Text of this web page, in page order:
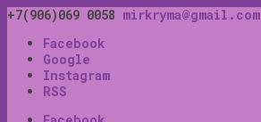
+7(906)069 0058 mirkryma@gmail.com
Facebook
Google
Instagram
RSS